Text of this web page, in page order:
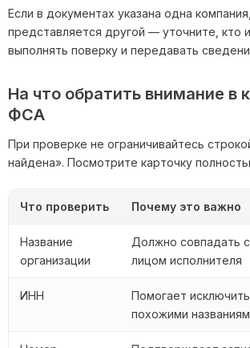
Если в документах указана одна
представляется другой — уточните, кто
выполнять поверку и передавать
На что обратить внимание в
ФСА
При проверке не ограничивайтесь
найдена». Посмотрите карточку
Что проверить Почему это важно
Название
организации
Должно совпадать
лицом исполнителя
ИНН
Помогает
похожими